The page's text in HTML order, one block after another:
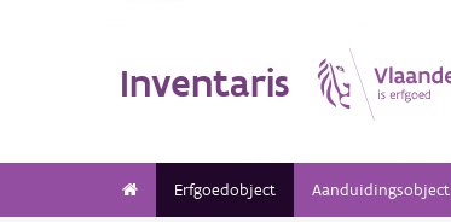
Inventaris
Erfgoedobject Aanduidingsobject